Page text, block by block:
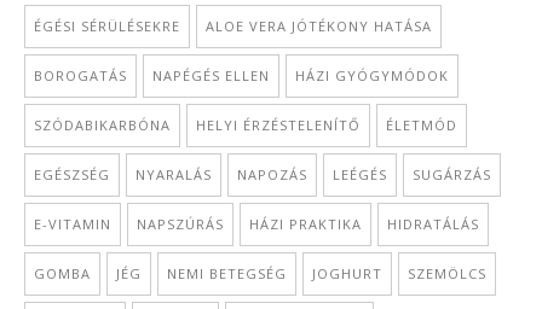
ÉGÉSI SÉRÜLÉSEKRE ALOE VERA JÓTÉKONY HATÁSA
BOROGATÁS NAPÉGÉS ELLEN HÁZI GYÓGYMÓDOK
SZÓDABIKARBÓNA HELYI ÉRZÉSTELENÍTŐ ÉLETMÓD
EGÉSZSÉG NYARALÁS NAPOZÁS LEÉGÉS SUGÁRZÁS
E-VITAMIN NAPSZÚRÁS HÁZI PRAKTIKA HIDRATÁLÁS
GOMBA JÉG NEMI BETEGSÉG JOGHURT SZEMÖLCS